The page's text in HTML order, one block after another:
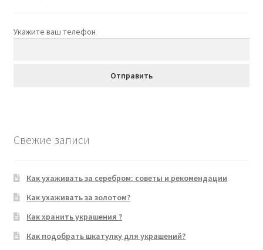
Укажите ваш телефон
Свежие записи
Как ухаживать за серебром: советы и рекомендации
Как ухаживать за золотом?
Как хранить украшения ?
Как подобрать шкатулку для украшений?